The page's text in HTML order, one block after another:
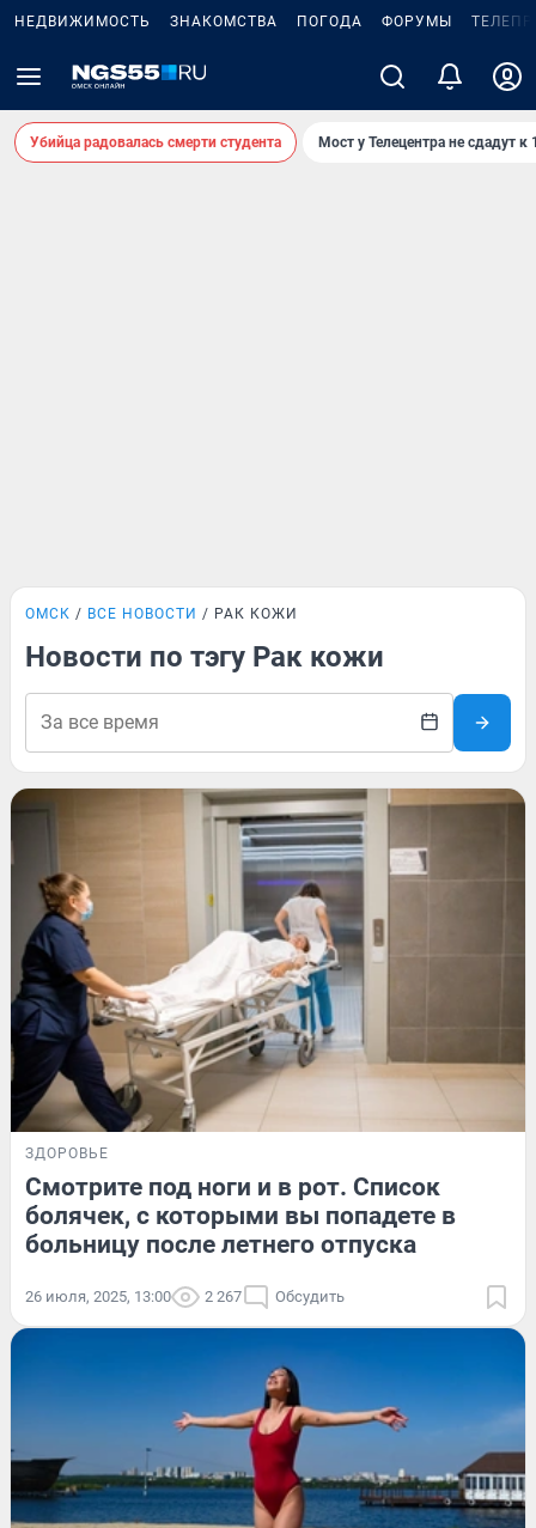
НЕДВИЖИМОСТЬ ЗНАКОМСТВА ПОГОДА ФОРУМЫ
Убийца радовалась смерти студента Мост у Телецентра не сдадут к
ОМСК ВСЕ НОВОСТИ РАК КОЖИ
Новости по тэгу Рак кожи
ЗДОРОВЬЕ
Смотрите под ноги и в рот. Список
болячек, с которыми вы попадете в
больницу после летнего отпуска
26 июля, 2025, 13:00 2 267 Обсудить